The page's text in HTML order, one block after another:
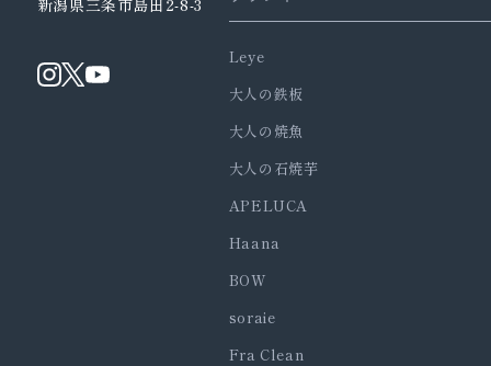
新潟県三条市島田2-8-3
Leye
大人の鉄板
大人の焼魚
大人の石焼芋
APELUCA
Haana
BOW
soraie
Fra Clean